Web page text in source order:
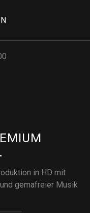
in HD mit
gemafreier Musik